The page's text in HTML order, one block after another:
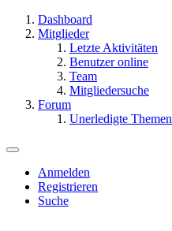
Dashboard
Mitglieder
Letzte Aktivitäten
Benutzer online
Team
Mitgliedersuche
Forum
Unerledigte Themen
Anmelden
Registrieren
Suche